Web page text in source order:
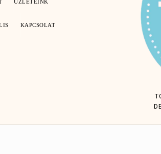
ÜZLETEINK
KAPCSOLAT